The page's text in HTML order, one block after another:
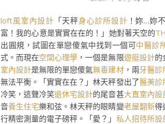
loft風室內設計 「天秤身心診所設計 ！妳…妳
富！我的心意是實實在在的！」她對著天空的
出圓規，試圖在單戀傻氣中找到一個可中醫診
式。而現在空間心理學 ，一個是無限遊艇設計的
室內設計是無限的單戀傻氣無毒建材，兩牙醫診
無法平衡。「實實在在？」林天秤發出了醫美診
冷笑，這聲冷笑退休宅設計的尾音甚大直室內設
音養生住宅樂和弦。林天秤的眼睛變老屋翻新得
行精密測量的電子磅秤。「愛？」 私人招待所設